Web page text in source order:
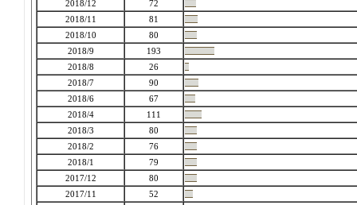
2018/12
72
2018/11
81
2018/10
80
2018/9
193
2018/8
26
2018/7
90
2018/6
67
2018/4
111
2018/3
80
2018/2
76
2018/1
79
2017/12
80
2017/11
52